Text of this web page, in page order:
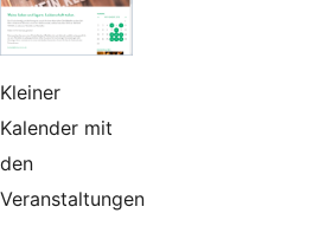
Kleiner
Kalender mit
den
Veranstaltungen